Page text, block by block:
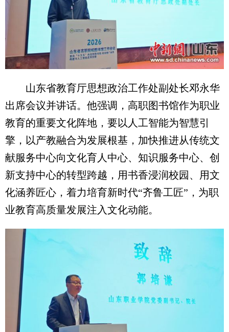
山东省教育厅思想政治工作处副处长邓永华
出席会议并讲话。他强调，高职图书馆作为职业
教育的重要文化阵地，要以人工智能为智慧引
擎，以产教融合为发展根基，加快推进从传统文
献服务中心向文化育人中心、知识服务中心、创
新支持中心的转型跨越，用书香浸润校园、用文
化涵养匠心，着力培育新时代“齐鲁工匠”，为职
业教育高质量发展注入文化动能。